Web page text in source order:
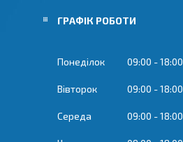
ГРАФІК РОБОТИ
Понеділок 09:00 18:00
Вівторок 09:00 18:00
Середа 09:00 18:00